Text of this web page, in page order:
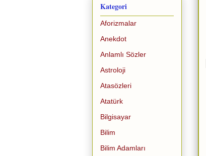
Kategori
Aforizmalar
Anekdot
Anlamlı Sözler
Astroloji
Atasözleri
Atatürk
Bilgisayar
Bilim
Bilim Adamları